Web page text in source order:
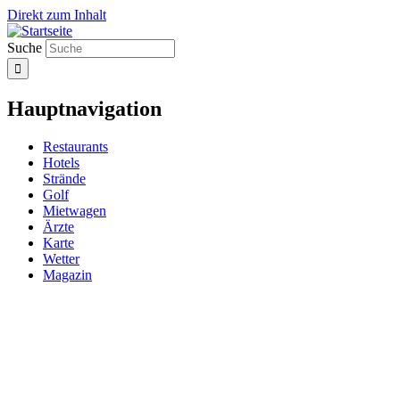
Direkt zum Inhalt
Suche
Hauptnavigation
Restaurants
Hotels
Strände
Golf
Mietwagen
Ärzte
Karte
Wetter
Magazin